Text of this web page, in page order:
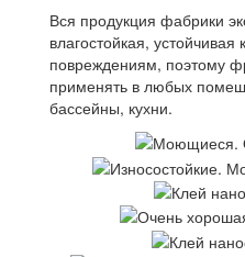
Вся продукция фабрики
влагостойкая,
повреждениям, поэтому
применять в любых
бассейны, кухни.